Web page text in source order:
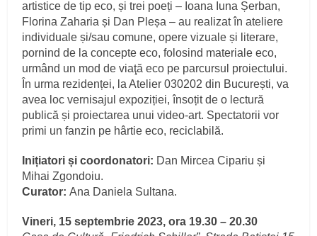
artistice de tip eco, și trei poeți – Ioana Iuna Șerban,
Florina Zaharia și Dan Pleșa – au realizat în ateliere
individuale și/sau comune, opere vizuale și literare,
pornind de la concepte eco, folosind materiale eco,
urmând un mod de viaţă eco pe parcursul proiectului.
În urma rezidenței, la Atelier 030202 din București, va
avea loc vernisajul expoziției, însoțit de o lectură
publică și proiectarea unui video-art. Spectatorii vor
primi un fanzin pe hârtie eco, reciclabilă.
Inițiatori și coordonatori: Dan Mircea Cipariu și
Mihai Zgondoiu.
Curator: Ana Daniela Sultana.
Vineri, 15 septembrie 2023, ora 19.30 – 20.30